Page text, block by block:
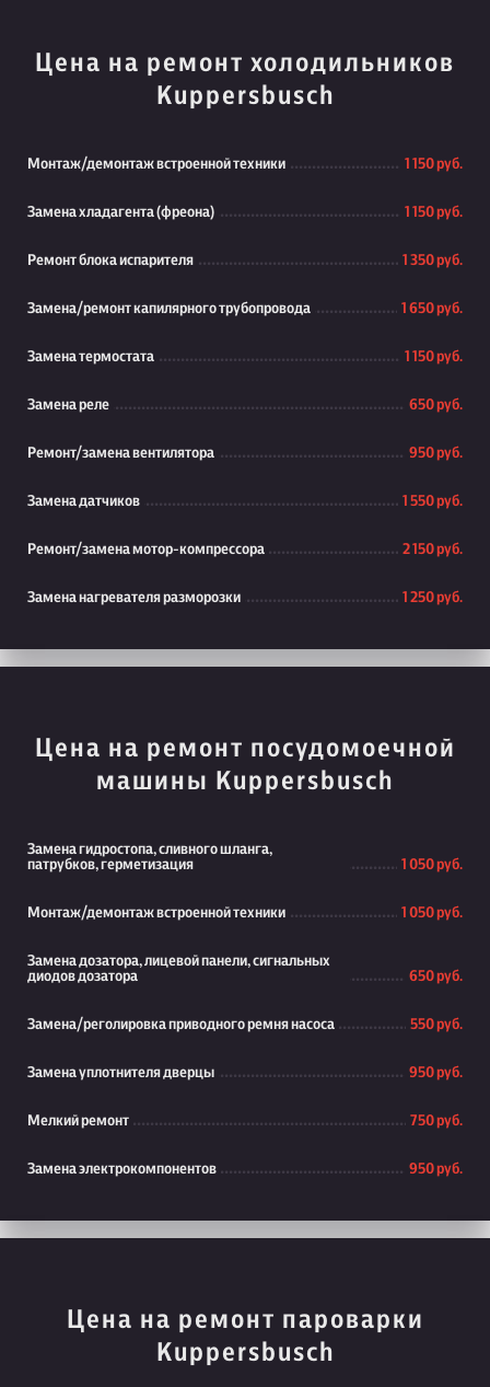
Цена на ремонт холодильников
Kuppersbusch
Монтаж/демонтаж встроенной техники 1 150 руб.
Замена хладагента (фреона) 1 150 руб.
Ремонт блока испарителя 1 350 руб.
Замена/ремонт капилярного трубопровода 1 650 руб.
Замена термостата 1 150 руб.
Замена реле 650 руб.
Ремонт/замена вентилятора 950 руб.
Замена датчиков 1 550 руб.
Ремонт/замена мотор-компрессора 2 150 руб.
Замена нагревателя разморозки 1 250 руб.
Цена на ремонт посудомоечной
машины Kuppersbusch
Замена гидростопа, сливного шланга,
патрубков, герметизация
1 050 руб.
Монтаж/демонтаж встроенной техники 1 050 руб.
Замена дозатора, лицевой панели, сигнальных
диодов дозатора
650 руб.
Замена/реголировка приводного ремня насоса 550 руб.
Замена уплотнителя дверцы 950 руб.
Мелкий ремонт 750 руб.
Замена электрокомпонентов 950 руб.
Цена на ремонт пароварки
Kuppersbusch